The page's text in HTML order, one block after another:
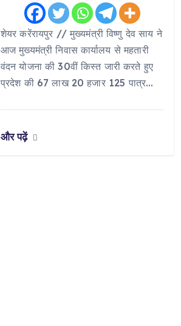
शेयर करेंरायपुर // मुख्यमंत्री विष्णु देव साय ने
आज मुख्यमंत्री निवास कार्यालय से महतारी
वंदन योजना की 30वीं किस्त जारी करते हुए
प्रदेश की 67 लाख 20 हजार 125 पात्र…
और पढ़ें